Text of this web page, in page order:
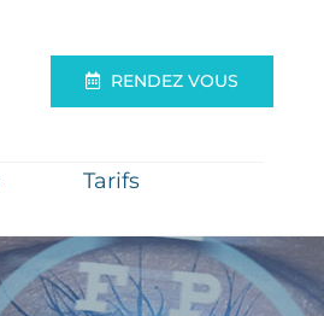
RENDEZ VOUS
Tarifs